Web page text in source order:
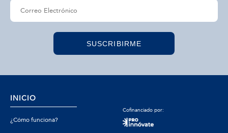
SUSCRIBIRME
INICIO
¿Cómo funciona?
Cofinanciado por: